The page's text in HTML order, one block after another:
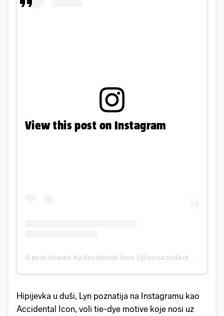
View this post on Instagram
Hipijevka u duši, Lyn poznatija na Instagramu kao
Accidental Icon, voli tie-dye motive koje nosi uz